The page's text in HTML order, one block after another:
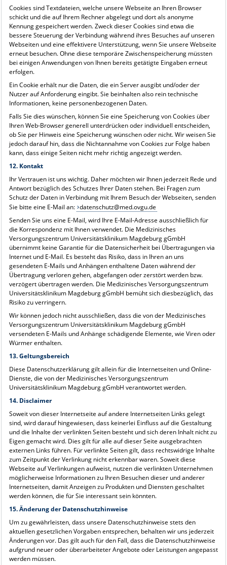
Cookies sind Textdateien, welche unsere Webseite an Ihren Browser
schickt und die auf Ihrem Rechner abgelegt und dort als anonyme
Kennung gespeichert werden. Zweck dieser Cookies sind etwa die
bessere Steuerung der Verbindung während ihres Besuches auf unseren
Webseiten und eine effektivere Unterstützung, wenn Sie unsere Webseite
erneut besuchen. Ohne diese temporäre Zwischenspeicherung müssten
bei einigen Anwendungen von Ihnen bereits getätigte Eingaben erneut
erfolgen.
Ein Cookie erhält nur die Daten, die ein Server ausgibt und/oder der
Nutzer auf Anforderung eingibt. Sie beinhalten also rein technische
Informationen, keine personenbezogenen Daten.
Falls Sie dies wünschen, können Sie eine Speicherung von Cookies über
Ihren Web-Browser generell unterdrücken oder individuell entscheiden,
ob Sie per Hinweis eine Speicherung wünschen oder nicht. Wir weisen Sie
jedoch darauf hin, dass die Nichtannahme von Cookies zur Folge haben
kann, dass einige Seiten nicht mehr richtig angezeigt werden.
12. Kontakt
Ihr Vertrauen ist uns wichtig. Daher möchten wir Ihnen jederzeit Rede und
Antwort bezüglich des Schutzes Ihrer Daten stehen. Bei Fragen zum
Schutz der Daten in Verbindung mit Ihrem Besuch der Webseiten, senden
Sie bitte eine E-Mail an: datenschutz@med.ovgu.de
Senden Sie uns eine E-Mail, wird Ihre E-Mail-Adresse ausschließlich für
die Korrespondenz mit Ihnen verwendet. Die Medizinisches
Versorgungszentrum Universitätsklinikum Magdeburg gGmbH
übernimmt keine Garantie für die Datensicherheit bei Übertragungen via
Internet und E-Mail. Es besteht das Risiko, dass in Ihren an uns
gesendeten E-Mails und Anhängen enthaltene Daten während der
Übertragung verloren gehen, abgefangen oder zerstört werden bzw.
verzögert übertragen werden. Die Medizinisches Versorgungszentrum
Universitätsklinikum Magdeburg gGmbH bemüht sich diesbezüglich, das
Risiko zu verringern.
Wir können jedoch nicht ausschließen, dass die von der Medizinisches
Versorgungszentrum Universitätsklinikum Magdeburg gGmbH
versendeten E-Mails und Anhänge schädigende Elemente, wie Viren oder
Würmer enthalten.
13. Geltungsbereich
Diese Datenschutzerklärung gilt allein für die Internetseiten und Online-
Dienste, die von der Medizinisches Versorgungszentrum
Universitätsklinikum Magdeburg gGmbH verantwortet werden.
14. Disclaimer
Soweit von dieser Internetseite auf andere Internetseiten Links gelegt
sind, wird darauf hingewiesen, dass keinerlei Einfluss auf die Gestaltung
und die Inhalte der verlinkten Seiten besteht und sich deren Inhalt nicht zu
Eigen gemacht wird. Dies gilt für alle auf dieser Seite ausgebrachten
externen Links führen. Für verlinkte Seiten gilt, dass rechtswidrige Inhalte
zum Zeitpunkt der Verlinkung nicht erkennbar waren. Soweit diese
Webseite auf Verlinkungen aufweist, nutzen die verlinkten Unternehmen
möglicherweise Informationen zu Ihren Besuchen dieser und anderer
Internetseiten, damit Anzeigen zu Produkten und Diensten geschaltet
werden können, die für Sie interessant sein könnten.
15. Änderung der Datenschutzhinweise
Um zu gewährleisten, dass unsere Datenschutzhinweise stets den
aktuellen gesetzlichen Vorgaben entsprechen, behalten wir uns jederzeit
Änderungen vor. Das gilt auch für den Fall, dass die Datenschutzhinweise
aufgrund neuer oder überarbeiteter Angebote oder Leistungen angepasst
werden müssen.